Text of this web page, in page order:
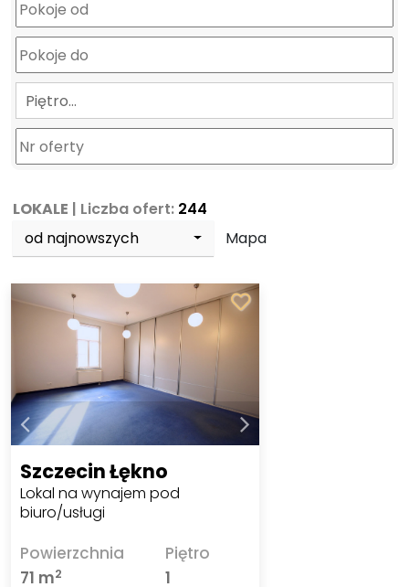
Piętro…
LOKALE | Liczba ofert: 244
od najnowszych
Mapa
Szczecin Łękno
Lokal na wynajem pod
biuro/usługi
Powierzchnia
71 m2
Piętro
1